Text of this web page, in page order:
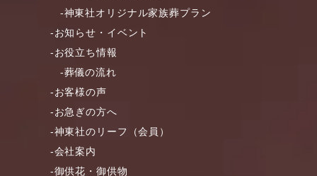
-神東社オリジナル家族葬プラン
-お知らせ・イベント
-お役立ち情報
-葬儀の流れ
-お客様の声
-お急ぎの方へ
-神東社のリーフ（会員）
-会社案内
-御供花・御供物